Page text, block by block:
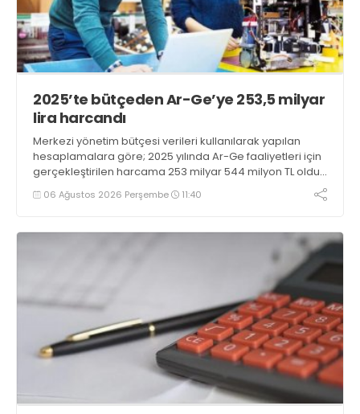
2025’te bütçeden Ar-Ge’ye 253,5 milyar
lira harcandı
Merkezi yönetim bütçesi verileri kullanılarak yapılan
hesaplamalara göre; 2025 yılında Ar-Ge faaliyetleri için
gerçekleştirilen harcama 253 milyar 544 milyon TL oldu.
Ar-Ge harcamalarının merkezi yönetim bütçesi
içerisindeki oranı yüzde 1,58 oldu
06 Ağustos 2026 Perşembe 11:40